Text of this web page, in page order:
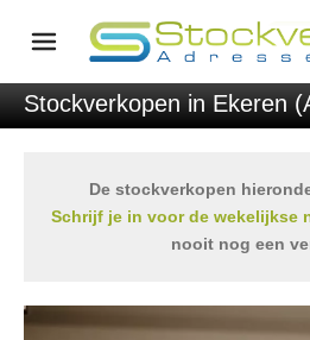
Stockverkopen in Ekeren
De stockverkopen
Schrijf je in voor de wekelijkse
nooit nog een